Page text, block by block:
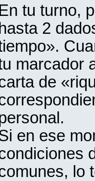
tu turno,
2
marcador
de
en ese
lo